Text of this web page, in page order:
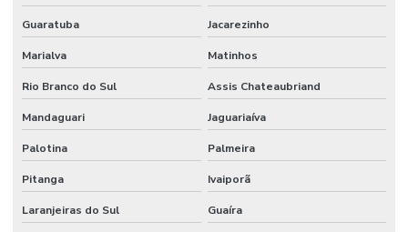
Guaratuba Jacarezinho
Marialva Matinhos
Rio Branco do Sul Assis Chateaubriand
Mandaguari Jaguariaíva
Palotina Palmeira
Pitanga Ivaiporã
Laranjeiras do Sul Guaíra